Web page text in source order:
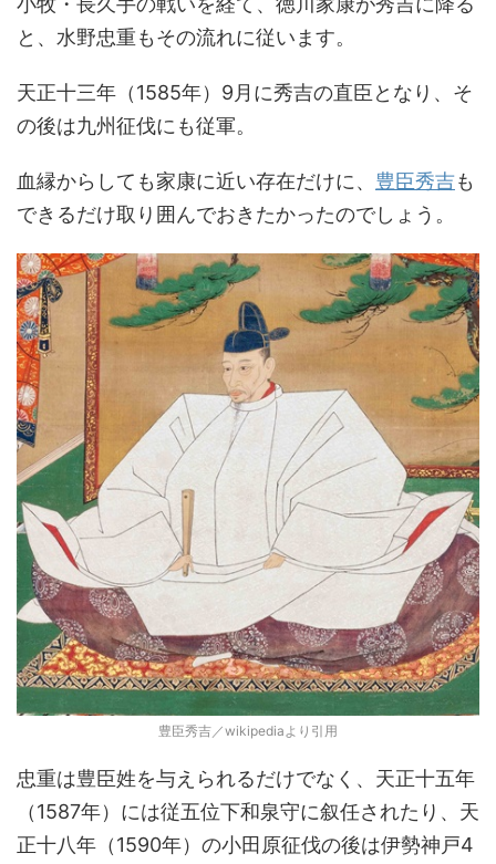
と、水野忠重もその流れに従います。
天正十三年（1585年）9月に秀吉の直臣となり、そ
の後は九州征伐にも従軍。
血縁からしても家康に近い存在だけに、 豊臣秀吉も
できるだけ取り囲んでおきたかったのでしょう。
豊臣秀吉／wikipediaより引用
忠重は豊臣姓を与えられるだけでなく、天正十五年
（1587年）には従五位下和泉守に叙任されたり、天
正十八年（1590年）の小田原征伐の後は伊勢神戸4